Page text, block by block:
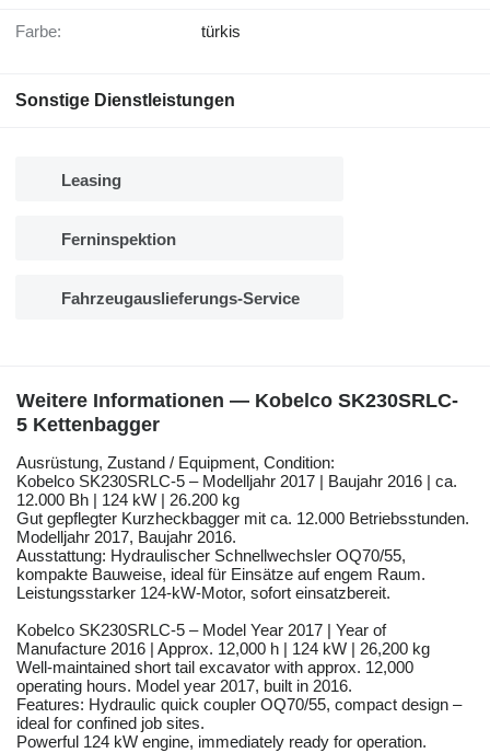
Farbe: türkis
Sonstige Dienstleistungen
Leasing
Ferninspektion
Fahrzeugauslieferungs-Service
Weitere Informationen — Kobelco SK230SRLC-
5 Kettenbagger
Ausrüstung, Zustand / Equipment, Condition:
Kobelco SK230SRLC-5 – Modelljahr 2017 | Baujahr 2016 | ca.
12.000 Bh | 124 kW | 26.200 kg
Gut gepflegter Kurzheckbagger mit ca. 12.000 Betriebsstunden.
Modelljahr 2017, Baujahr 2016.
Ausstattung: Hydraulischer Schnellwechsler OQ70/55,
kompakte Bauweise, ideal für Einsätze auf engem Raum.
Leistungsstarker 124-kW-Motor, sofort einsatzbereit.
Kobelco SK230SRLC-5 – Model Year 2017 | Year of
Manufacture 2016 | Approx. 12,000 h | 124 kW | 26,200 kg
Well-maintained short tail excavator with approx. 12,000
operating hours. Model year 2017, built in 2016.
Features: Hydraulic quick coupler OQ70/55, compact design –
ideal for confined job sites.
Powerful 124 kW engine, immediately ready for operation.